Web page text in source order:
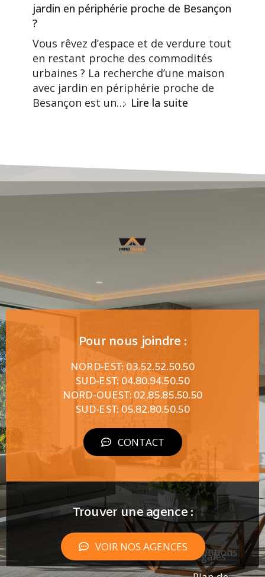
jardin en périphérie proche de Besançon
?
Vous rêvez d’espace et de verdure tout
en restant proche des commodités
urbaines ? La recherche d’une maison
avec jardin en périphérie proche de
Besançon est un… Lire la suite
Pour nous joindre :
NORD-EST: 03.52.52.50.50
SUD-EST: 04.80.94.50.50
NORD-OUEST: 02.85.85.50.50
SUD-EST: 05.82.80.50.50
CONTACT
Trouver une agence :
VOIR NOS AGENCES Mentions
légales